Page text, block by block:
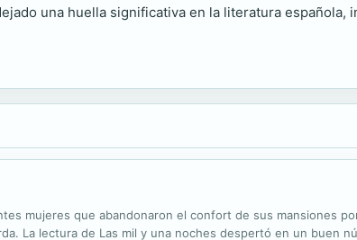
una huella significativa en la literatura
mujeres que abandonaron el confort de sus mansiones
La lectura de Las mil y una noches despertó en un buen